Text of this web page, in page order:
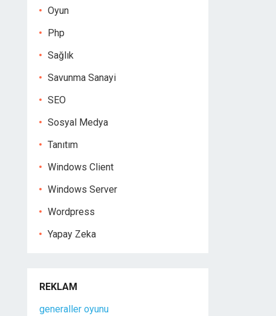
Oyun
Php
Sağlık
Savunma Sanayi
SEO
Sosyal Medya
Tanıtım
Windows Client
Windows Server
Wordpress
Yapay Zeka
REKLAM
generaller oyunu